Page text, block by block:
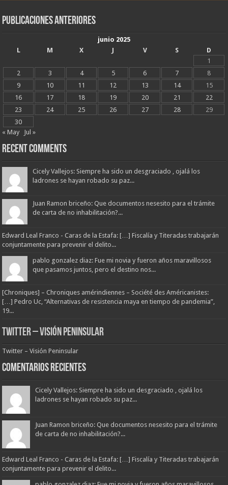
Publicaciones Anteriores
junio 2025
L
M X J V S
D
1
2
3 4 5 6 7
8
9
10 11 12 13 14
15
16
17 18 19 20 21
22
23
24 25 26 27 28
29
30
« May
Jul »
Recent Comments
Cicely Vallejos: Siempre ha sido un desgraciado , ojalá los
ladrones se hayan robado su paz...
Juan Ramon briceño: Que documentos nesesito para el trámite
de carta de no inhabilitación?...
Edward Leal Franco - Caras de la Estafa: […] Fiscalía y Titeradas trabajarán
conjuntamente para prevenir el delito...
pablo gonzalez diaz: Fue mi novia y fueron años maravillosos
que pasamos juntos, pero el destino nos...
[Chroniques] – Chroniques amérindiennes – Société des Américanistes:
[…] Pedro Uc, “Alternativas de resistencia maya en tiempo de pandemia”,
19...
Twitter – Visión Peninsular
Twitter – Visión Peninsular
Comentarios Recientes
Cicely Vallejos: Siempre ha sido un desgraciado , ojalá los
ladrones se hayan robado su paz...
Juan Ramon briceño: Que documentos nesesito para el trámite
de carta de no inhabilitación?...
Edward Leal Franco - Caras de la Estafa: […] Fiscalía y Titeradas trabajarán
conjuntamente para prevenir el delito...